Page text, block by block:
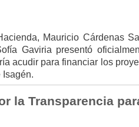
Mauricio Cárdenas
Gaviria presentó
acudir para financiar los
Isagén.
la Transparencia